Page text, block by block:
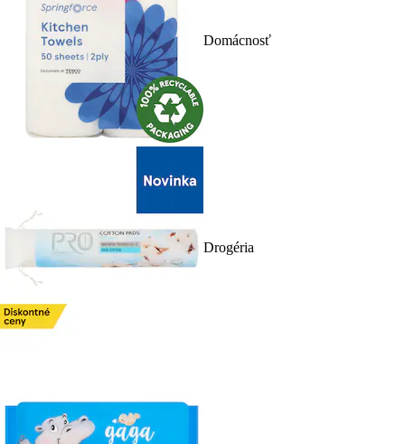
Domácnosť
Drogéria